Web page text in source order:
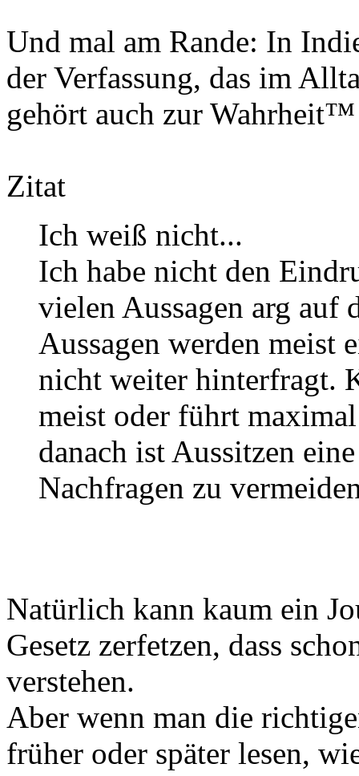
Und mal am Rande: In
der Verfassung, das im
gehört auch zur
Zitat
Ich weiß nicht...
Ich habe nicht den
vielen Aussagen arg auf
Aussagen werden meist
nicht weiter hinterfragt.
meist oder führt
danach ist Aussitzen
Nachfragen zu
Natürlich kann kaum ein
Gesetz zerfetzen, dass
verstehen.
Aber wenn man die
früher oder später lesen,